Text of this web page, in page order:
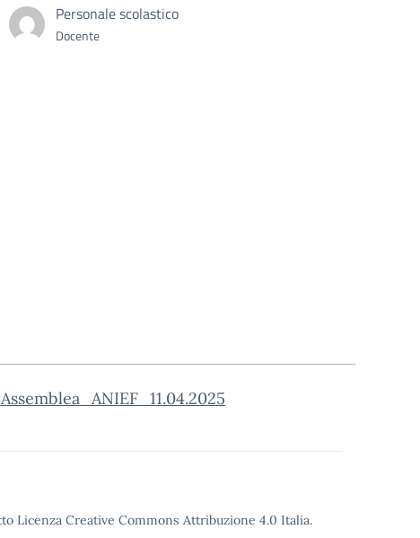
Personale scolastico
Docente
Licenza Creative Commons Attribuzione 4.0 Italia.